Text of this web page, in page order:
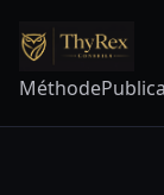
Méthode